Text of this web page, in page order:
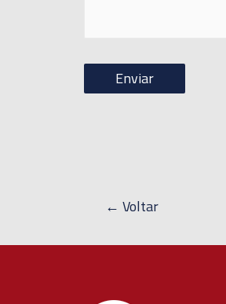
← Voltar